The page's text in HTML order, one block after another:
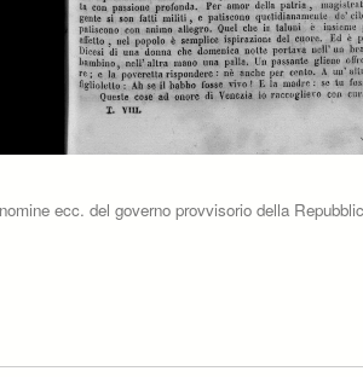
ecc. del governo provvisorio della